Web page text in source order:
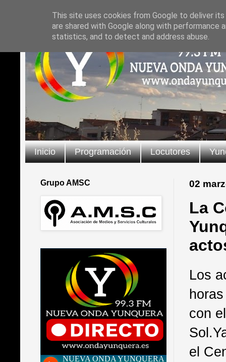
Inicio Programación Locutores
02
La
Los
con
el
Grupo AMSC
This site uses cookies from Google to deliver
are shared with Google along with
statistics, and to detect and address abuse.